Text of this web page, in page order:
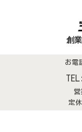
創
お電
TEL:
定